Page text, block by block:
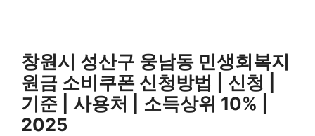
창원시 성산구 웅남동 민생회복지
원금 소비쿠폰 신청방법 | 신청 |
기준 | 사용처 | 소득상위 10% |
2025